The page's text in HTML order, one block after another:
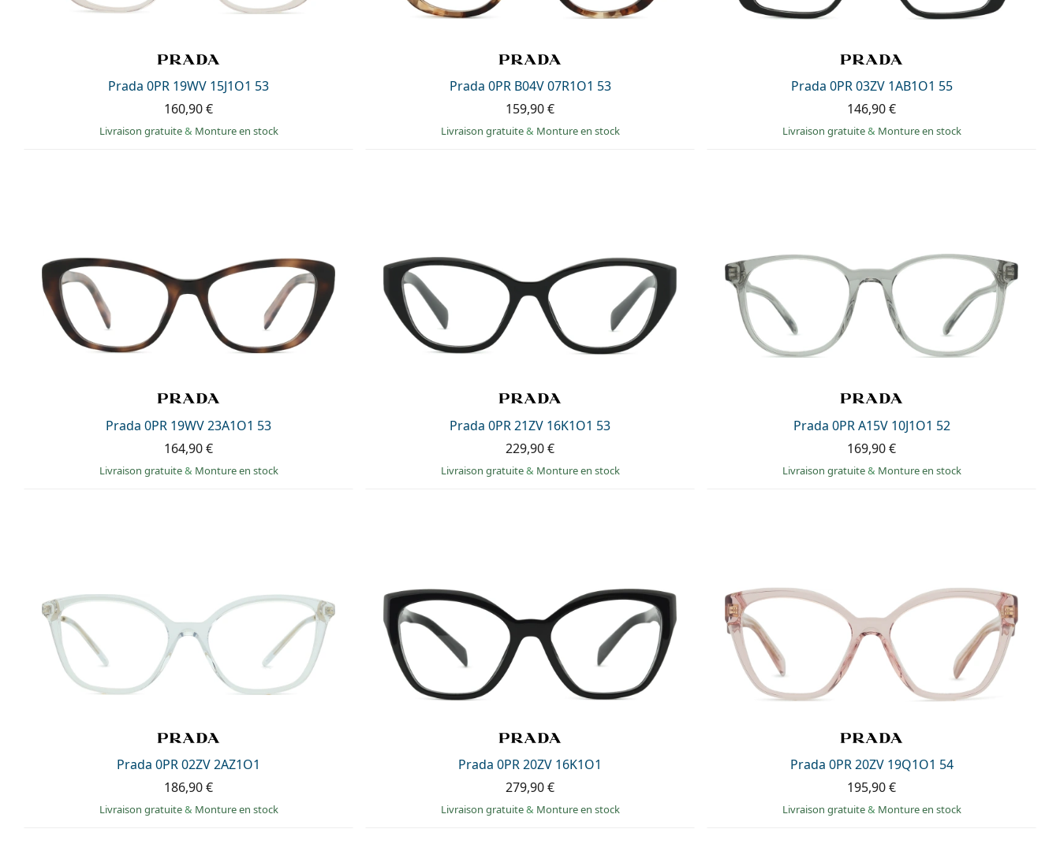
Prada 0PR 19WV 15J1O1 53
160,90 €
Livraison gratuite& Monture en stock
Prada 0PR B04V 07R1O1 53
159,90 €
Livraison gratuite& Monture en stock
Prada 0PR 03ZV 1AB1O1 55
146,90 €
Livraison gratuite& Monture en stock
Prada 0PR 19WV 23A1O1 53
164,90 €
Livraison gratuite& Monture en stock
Prada 0PR 21ZV 16K1O1 53
229,90 €
Livraison gratuite& Monture en stock
Prada 0PR A15V 10J1O1 52
169,90 €
Livraison gratuite& Monture en stock
Prada 0PR 02ZV 2AZ1O1
186,90 €
Livraison gratuite& Monture en stock
Prada 0PR 20ZV 16K1O1
279,90 €
Livraison gratuite& Monture en stock
Prada 0PR 20ZV 19Q1O1 54
195,90 €
Livraison gratuite& Monture en stock